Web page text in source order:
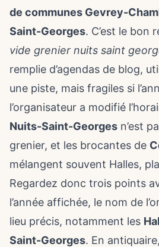
de communes Gevrey-
Saint-Georges. C’est le bon
vide grenier nuits saint
remplie d’agendas de blog,
une piste, mais fragiles si
l’organisateur a modifié
Nuits-Saint-Georges n’est
grenier, et les brocantes de
mélangent souvent Halles,
Regardez donc trois points
l’année affichée, le nom de
lieu précis, notamment les
Saint-Georges. En